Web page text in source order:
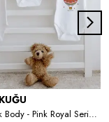
3'lü Bebek Body - Pink Royal Series - V Harfi